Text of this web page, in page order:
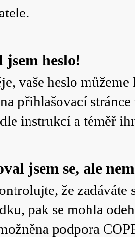
jsem heslo!
vaše heslo
přihlašovací
instrukcí a téměř
jsem se, ale
že zadáváte
pak se mohla
podpora